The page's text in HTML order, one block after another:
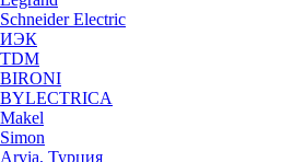
Schneider Electric
ИЭК
TDM
BIRONI
BYLECTRICA
Makel
Simon
Arvia, Турция